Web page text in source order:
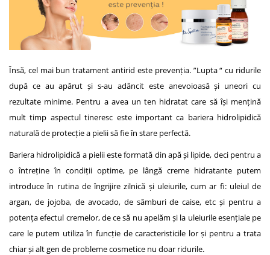
Însă, cel mai bun tratament antirid este prevenția. ”Lupta “ cu ridurile
după ce au apărut și s-au adâncit este anevoioasă și uneori cu
rezultate minime. Pentru a avea un ten hidratat care să își mențină
mult timp aspectul tineresc este important ca bariera hidrolipidică
naturală de protecție a pielii să fie în stare perfectă.
Bariera hidrolipidică a pielii este formată din apă și lipide, deci pentru a
o întreține în condiții optime, pe lângă creme hidratante putem
introduce în rutina de îngrijire zilnică și uleiurile, cum ar fi: uleiul de
argan, de jojoba, de avocado, de sâmburi de caise, etc și pentru a
potența efectul cremelor, de ce să nu apelăm și la uleiurile esențiale pe
care le putem utiliza în funcție de caracteristicile lor și pentru a trata
chiar și alt gen de probleme cosmetice nu doar ridurile.